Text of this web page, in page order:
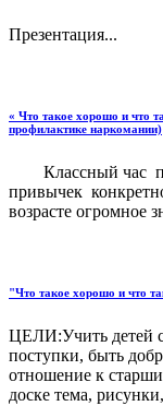
Презентация...
« Что такое хорошо и что
профилактике наркомании)
Классный час
привычек
возрасте огромное
"Что такое хорошо и что
ЦЕЛИ:Учить детей
поступки, быть
отношение к
доске тема,